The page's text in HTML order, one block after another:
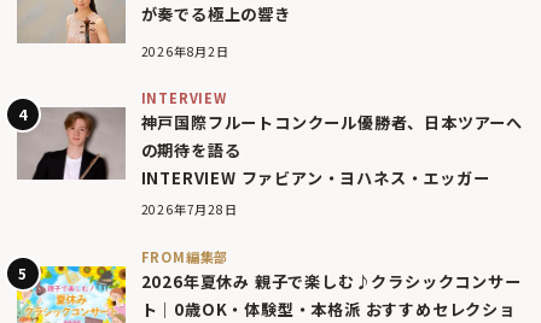
が奏でる極上の響き
2026年8月2日
INTERVIEW
神戸国際フルートコンクール優勝者、日本ツアーへ
の期待を語る
INTERVIEW ファビアン・ヨハネス・エッガー
2026年7月28日
FROM編集部
2026年夏休み 親子で楽しむ♪クラシックコンサー
ト｜0歳OK・体験型・本格派 おすすめセレクショ